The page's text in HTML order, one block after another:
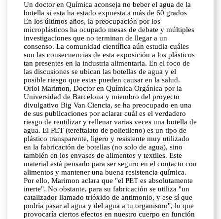
Un doctor en Química aconseja no beber el agua de la
botella si esta ha estado expuesta a más de 60 grados
En los últimos años, la preocupación por los
microplásticos ha ocupado mesas de debate y múltiples
investigaciones que no terminan de llegar a un
consenso. La comunidad científica aún estudia cuáles
son las consecuencias de esta exposición a los plásticos
tan presentes en la industria alimentaria. En el foco de
las discusiones se ubican las botellas de agua y el
posible riesgo que estas pueden causar en la salud.
Oriol Marimon, Doctor en Química Orgánica por la
Universidad de Barcelona y miembro del proyecto
divulgativo Big Van Ciencia, se ha preocupado en una
de sus publicaciones por aclarar cuál es el verdadero
riesgo de reutilizar y rellenar varias veces una botella de
agua. El PET (tereftalato de polietileno) es un tipo de
plástico transparente, ligero y resistente muy utilizado
en la fabricación de botellas (no solo de agua), sino
también en los envases de alimentos y textiles. Este
material está pensado para ser seguro en el contacto con
alimentos y mantener una buena resistencia química.
Por ello, Marimon aclara que "el PET es absolutamente
inerte". No obstante, para su fabricación se utiliza "un
catalizador llamado trióxido de antimonio, y ese sí que
podría pasar al agua y del agua a tu organismo", lo que
provocaría ciertos efectos en nuestro cuerpo en función